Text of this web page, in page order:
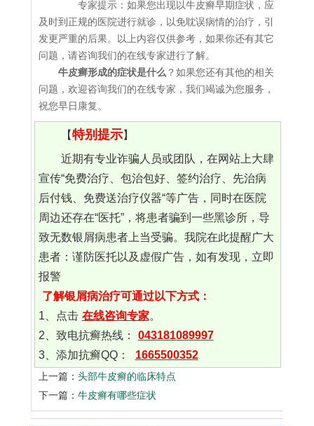
专家提示：如果您出现以牛皮癣早期症状，应
及时到正规的医院进行就诊，以免耽误病情的治疗，引
发更严重的后果。以上内容仅供参考，如果你还有其它
问题，请咨询我们的在线专家进行了解。
牛皮癣形成的症状是什么 ？如果您还有其他的相关
问题，欢迎咨询我们的在线专家，我们竭诚为您服务，
祝您早日康复。
【特别提示】
近期有专业诈骗人员或团队，在网站上大肆
宣传“免费治疗、包治包好、签约治疗、先治病
后付钱、免费送治疗仪器“等广告，同时在医院
周边还存在“医托”，将患者骗到一些黑诊所，导
致无数银屑病患者上当受骗。我院在此提醒广大
患者：谨防医托以及虚假广告，如有发现，立即
报警
了解银屑病治疗可通过以下方式：
1、点击 在线咨询专家。
2、致电抗癣热线：
043181089997
3、添加抗癣QQ：
1665500352
上一篇： 头部牛皮癣的临床特点
下一篇： 牛皮癣有哪些症状